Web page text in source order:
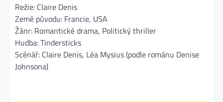
Režie: Claire Denis
Země původu: Francie, USA
Žánr: Romantické drama, Politický thriller
Hudba: Tindersticks
Scénář: Claire Denis, Léa Mysius (podle románu Denise
Johnsona)